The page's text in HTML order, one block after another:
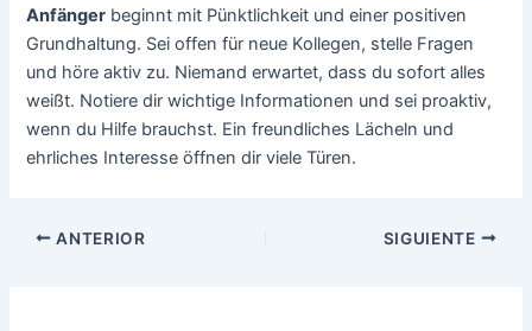
Anfänger beginnt mit Pünktlichkeit und einer positiven
Grundhaltung. Sei offen für neue Kollegen, stelle Fragen
und höre aktiv zu. Niemand erwartet, dass du sofort alles
weißt. Notiere dir wichtige Informationen und sei proaktiv,
wenn du Hilfe brauchst. Ein freundliches Lächeln und
ehrliches Interesse öffnen dir viele Türen.
ANTERIOR SIGUIENTE